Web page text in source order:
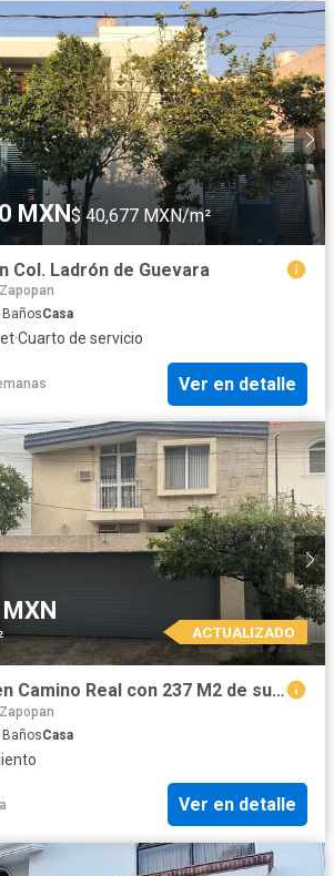
MXN$ 40,677 MXN/m²
Col. Ladrón de Guevara
BañosCasa
·Cuarto de servicio
Ver en detalle
ACTUALIZADO
Casa en venta, en Camino Real con 237 M2 de superficie!
BañosCasa
Ver en detalle